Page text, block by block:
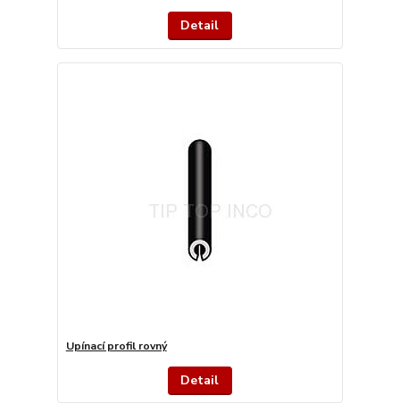
Detail
Upínací profil rovný
Detail